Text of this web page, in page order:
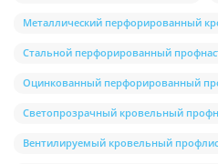
Металлический перфорированный
Стальной перфорированный
Оцинкованный перфорированный
Светопрозрачный кровельный
Вентилируемый кровельный